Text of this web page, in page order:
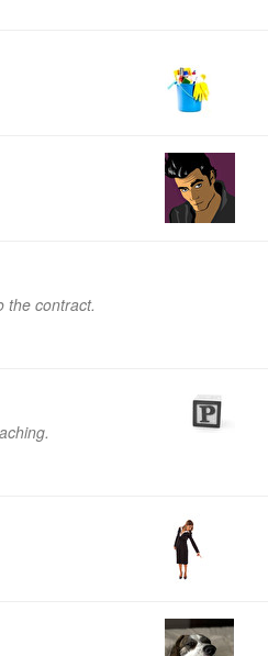
the contract.